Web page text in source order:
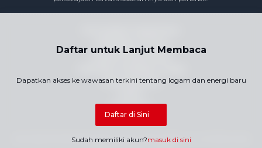
Daftar untuk Lanjut Membaca
Dapatkan akses ke wawasan terkini tentang logam dan energi baru
Daftar di Sini
Sudah memiliki akun?masuk di sini
Kebijakan Privasi
Syarat & Ketentuan
Hubungi Kami
Peta Situs
Hak Cipta © 2026 SMM Information & Technology Co., Ltd. Semua hak